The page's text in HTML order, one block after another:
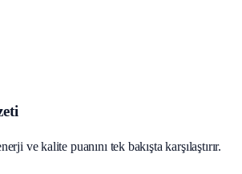
ve kalite puanını tek bakışta karşılaştırır.